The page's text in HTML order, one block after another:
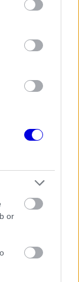
tags to
Google
or
több
két
Az autó
folyamán
így csak